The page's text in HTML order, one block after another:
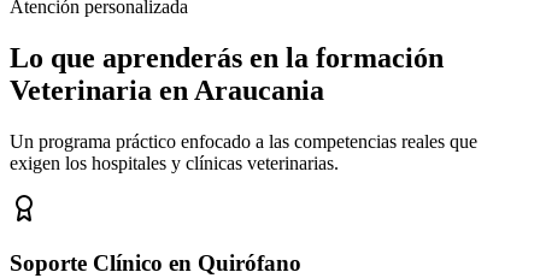
Atención personalizada
Lo que aprenderás en la formación
Veterinaria en Araucania
Un programa práctico enfocado a las competencias reales que
exigen los hospitales y clínicas veterinarias.
Soporte Clínico en Quirófano